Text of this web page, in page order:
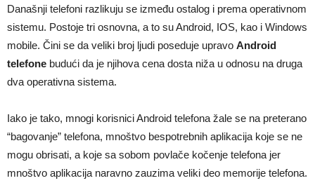
Današnji telefoni razlikuju se između ostalog i prema operativnom
sistemu. Postoje tri osnovna, a to su Android, IOS, kao i Windows
mobile. Čini se da veliki broj ljudi poseduje upravo Android
telefone budući da je njihova cena dosta niža u odnosu na druga
dva operativna sistema.
Iako je tako, mnogi korisnici Android telefona žale se na preterano
“bagovanje” telefona, mnoštvo bespotrebnih aplikacija koje se ne
mogu obrisati, a koje sa sobom povlače kočenje telefona jer
mnoštvo aplikacija naravno zauzima veliki deo memorije telefona.